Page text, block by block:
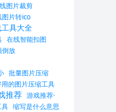
图片裁剪
图片转ico
具大全
在线智能扣图
倒放
批量图片压缩
的图片压缩工具
推荐 游戏推荐·
具 缩写是什么意思